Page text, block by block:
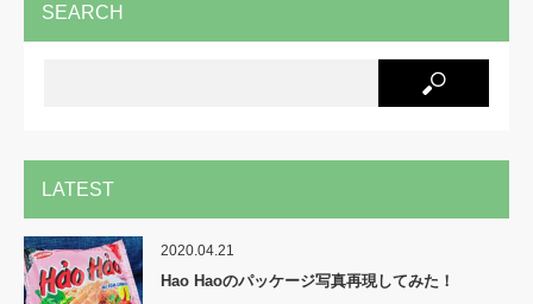
SEARCH
LATEST
2020.04.21
Hao Haoのパッケージ写真再現してみた！